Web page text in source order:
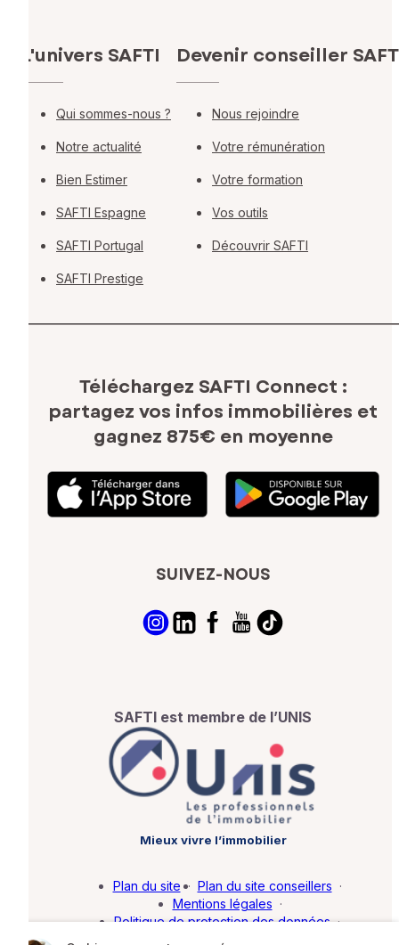
L'univers SAFTI
Qui sommes-nous ?
Notre actualité
Bien Estimer
SAFTI Espagne
SAFTI Portugal
SAFTI Prestige
Devenir conseiller
Nous rejoindre
Votre rémunération
Votre formation
Vos outils
Découvrir SAFTI
Téléchargez SAFTI Connect :
partagez vos infos immobilières et
gagnez 875€ en moyenne
SUIVEZ-NOUS
SAFTI est membre de l’UNIS
Mieux vivre l’immobilier
Plan du site · Plan du site conseillers ·
Mentions légales ·
Politique de protection des données ·